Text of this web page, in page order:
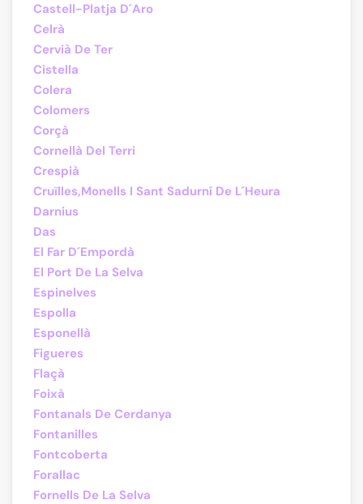
Castell-Platja D´Aro
Celrà
Cervià De Ter
Cistella
Colera
Colomers
Corçà
Cornellà Del Terri
Crespià
Cruïlles,Monells I Sant Sadurní De L´Heura
Darnius
Das
El Far D´Empordà
El Port De La Selva
Espinelves
Espolla
Esponellà
Figueres
Flaçà
Foixà
Fontanals De Cerdanya
Fontanilles
Fontcoberta
Forallac
Fornells De La Selva